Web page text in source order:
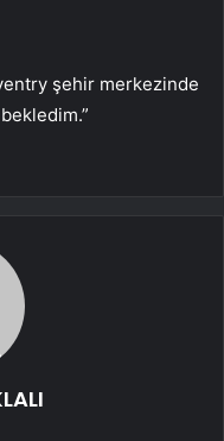
şehir merkezinde